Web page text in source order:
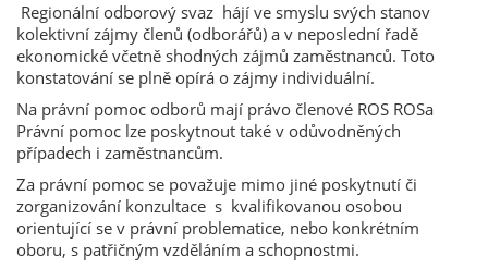
Regionální odborový svaz hájí ve smyslu svých stanov
kolektivní zájmy členů (odborářů) a v neposlední řadě
ekonomické včetně shodných zájmů zaměstnanců. Toto
konstatování se plně opírá o zájmy individuální.
Na právní pomoc odborů mají právo členové ROS ROSa
Právní pomoc lze poskytnout také v odůvodněných
případech i zaměstnancům.
Za právní pomoc se považuje mimo jiné poskytnutí či
zorganizování konzultace s kvalifikovanou osobou
orientující se v právní problematice, nebo konkrétním
oboru, s patřičným vzděláním a schopnostmi.